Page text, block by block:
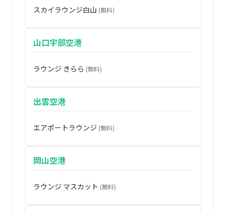
スカイラウンジ白山 (無料)
山口宇部空港
ラウンジ きらら (無料)
出雲空港
エアポートラウンジ (無料)
岡山空港
ラウンジ マスカット (無料)